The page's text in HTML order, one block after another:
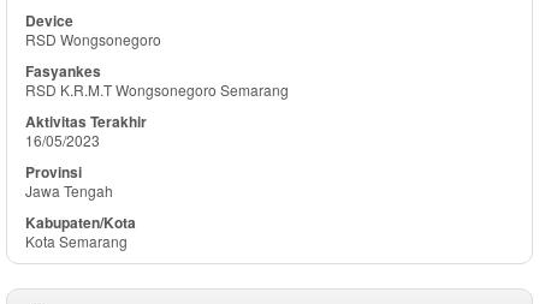
RSD Wongsonegoro
RSD K.R.M.T Wongsonegoro Semarang
16/05/2023
Jawa Tengah
Kota Semarang